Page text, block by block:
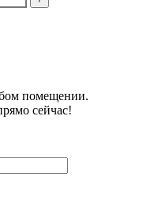
помещении.
сейчас!